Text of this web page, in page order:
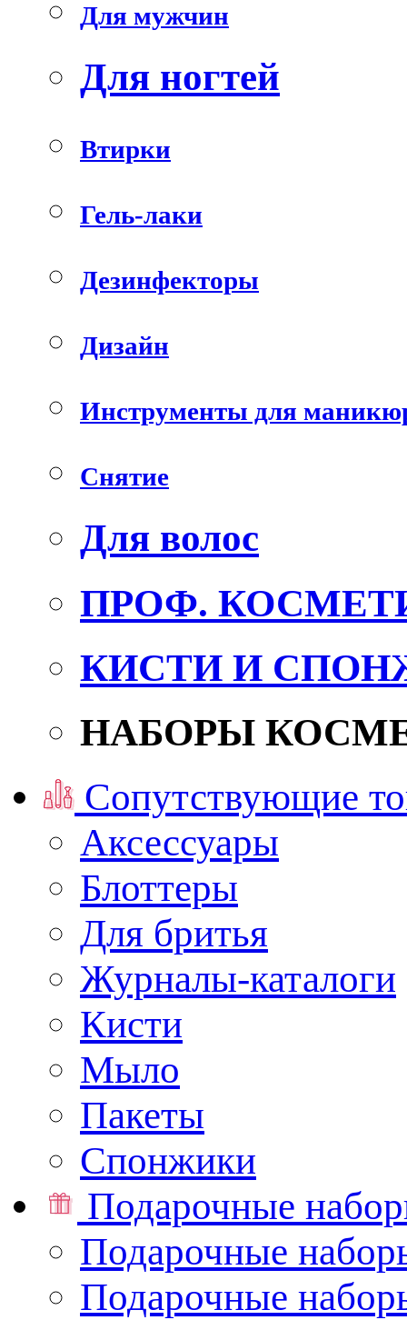
Для мужчин
Для ногтей
Втирки
Гель-лаки
Дезинфекторы
Дизайн
Инструменты для
Снятие
Для волос
ПРОФ.
КИСТИ И
НАБОРЫ
Сопутствующие
Аксессуары
Блоттеры
Для бритья
Журналы-каталоги
Кисти
Мыло
Пакеты
Спонжики
Подарочные
Подарочные
Подарочные